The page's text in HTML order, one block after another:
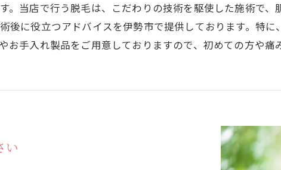
。当店で行う脱毛は、こだわりの技術を駆使した施術で
後に役立つアドバイスを伊勢市で提供しております。特
お手入れ製品をご用意しておりますので、初めての方や痛
い